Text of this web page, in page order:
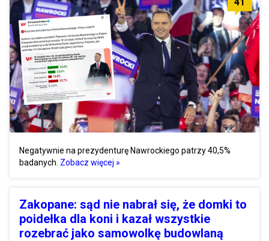
Negatywnie na prezydenturę Nawrockiego patrzy 40,5%
badanych. Zobacz więcej »
Zakopane: sąd nie nabrał się, że domki to
poidełka dla koni i kazał wszystkie
rozebrać jako samowolkę budowlaną